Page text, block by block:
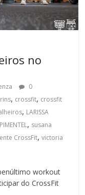
no
0
, crossfit, crossfit
, LARISSA
, susana
CrossFit,victoria
workout
do CrossFit